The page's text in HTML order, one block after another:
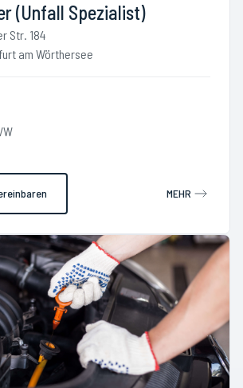
(Unfall Spezialist)
Str. 184
am Wörthersee
MEHR